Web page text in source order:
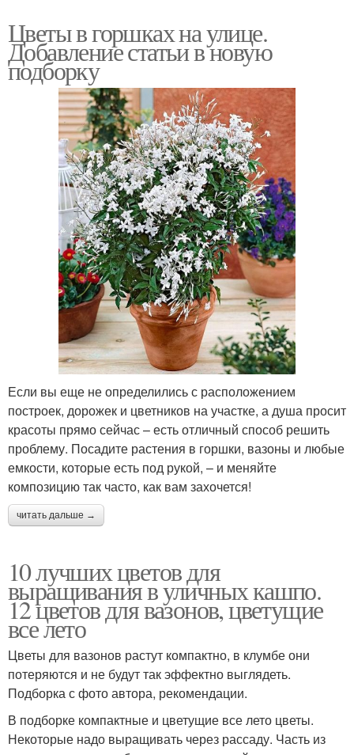
Уличные цветы
Цветы в горшках на улице.
Добавление статьи в новую
подборку
Если вы еще не определились с расположением
построек, дорожек и цветников на участке, а душа просит
красоты прямо сейчас – есть отличный способ решить
проблему. Посадите растения в горшки, вазоны и любые
емкости, которые есть под рукой, – и меняйте
композицию так часто, как вам захочется!
читать дальше →
10 лучших цветов для
выращивания в уличных кашпо.
12 цветов для вазонов, цветущие
все лето
Цветы для вазонов растут компактно, в клумбе они
потеряются и не будут так эффектно выглядеть.
Подборка с фото автора, рекомендации.
В подборке компактные и цветущие все лето цветы.
Некоторые надо выращивать через рассаду. Часть из